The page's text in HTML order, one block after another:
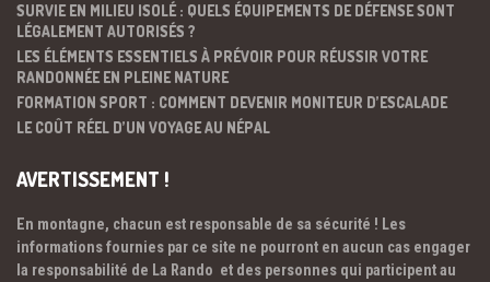
SURVIE EN MILIEU ISOLÉ : QUELS ÉQUIPEMENTS DE DÉFENSE SONT
LÉGALEMENT AUTORISÉS ?
LES ÉLÉMENTS ESSENTIELS À PRÉVOIR POUR RÉUSSIR VOTRE
RANDONNÉE EN PLEINE NATURE
FORMATION SPORT : COMMENT DEVENIR MONITEUR D’ESCALADE
LE COÛT RÉEL D’UN VOYAGE AU NÉPAL
AVERTISSEMENT !
En montagne, chacun est responsable de sa sécurité ! Les
informations fournies par ce site ne pourront en aucun cas engager
la responsabilité de La Rando et des personnes qui participent au